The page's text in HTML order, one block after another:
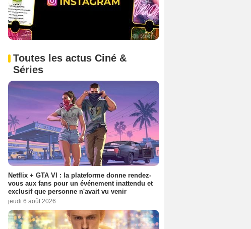
Toutes les actus Ciné &
Séries
Netflix + GTA VI : la plateforme donne rendez-
vous aux fans pour un événement inattendu et
exclusif que personne n'avait vu venir
jeudi 6 août 2026